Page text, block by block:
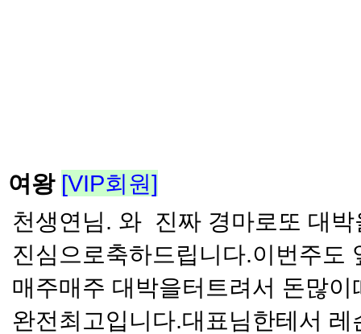
여왕 [VIP회원]
천생연님. 와 진짜 경마로또 대
진심으로축하드립니다.이번주도
매주매주 대박을터트려서 돈많이
완전최고입니다.대표님한테서 레